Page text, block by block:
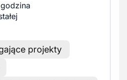
godzina
projekty